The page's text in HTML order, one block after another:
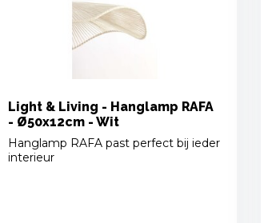
Light & Living - Hanglamp RAFA
- Ø50x12cm - Wit
Hanglamp RAFA past perfect bij ieder
interieur